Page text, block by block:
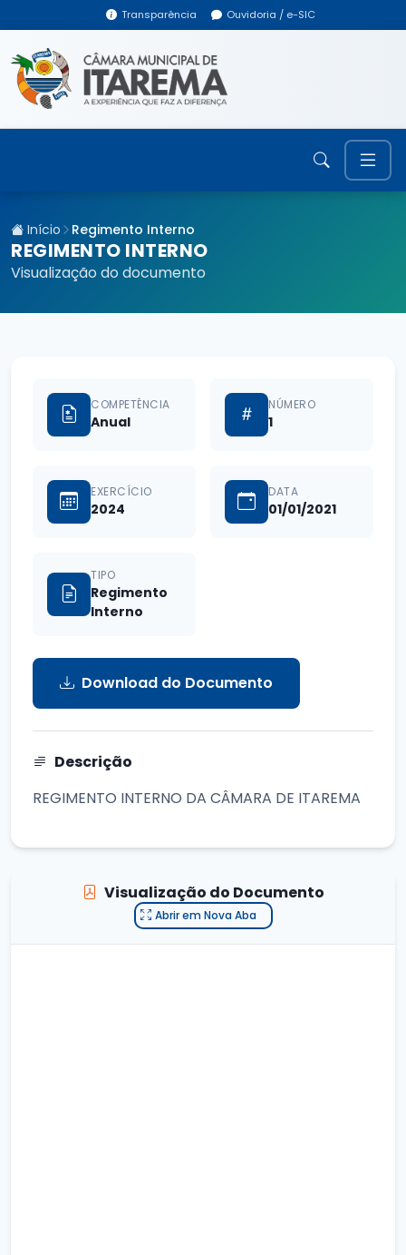
Transparência Ouvidoria / e-SIC
Início Regimento Interno
REGIMENTO INTERNO
Visualização do documento
COMPETÊNCIA
Anual
NÚMERO
1
EXERCÍCIO
2024
DATA
01/01/2021
TIPO
Regimento
Interno
Download do Documento
Descrição
REGIMENTO INTERNO DA CÂMARA DE ITAREMA
Visualização do Documento
Abrir em Nova Aba